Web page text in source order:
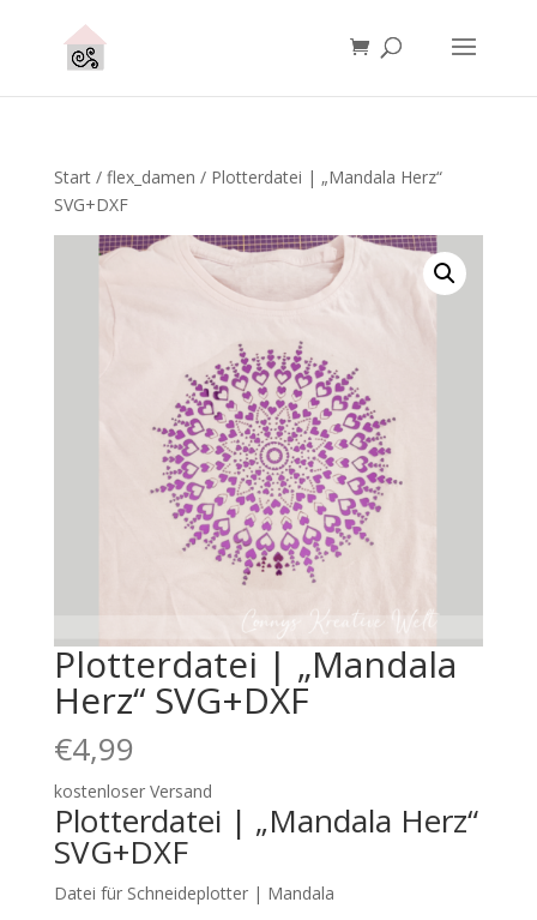
Start/ flex_damen / Plotterdatei | „Mandala Herz“
SVG+DXF
Plotterdatei | „Mandala
Herz“ SVG+DXF
€4,99
kostenloser Versand
Plotterdatei | „Mandala Herz“
SVG+DXF
Datei für Schneideplotter | Mandala